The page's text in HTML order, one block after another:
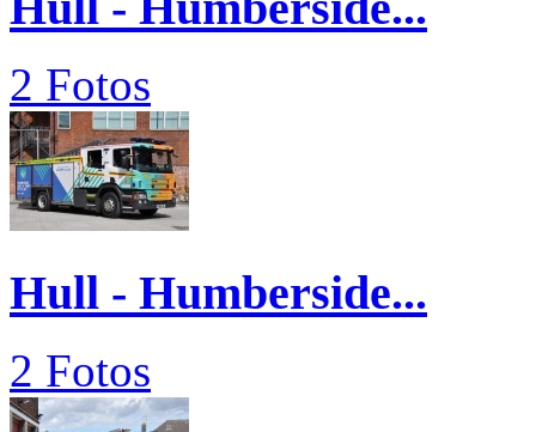
2 Fotos
Hull - Humberside...
2 Fotos